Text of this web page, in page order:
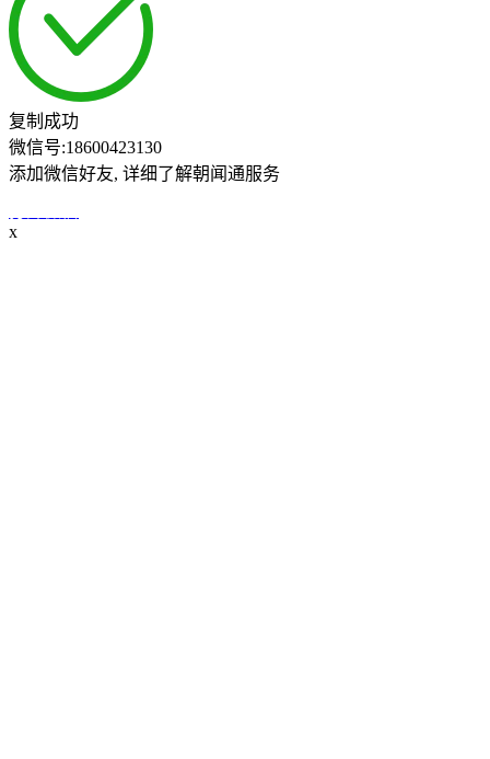
复制成功
微信号:18600423130
添加微信好友, 详细了解朝闻通服务
x